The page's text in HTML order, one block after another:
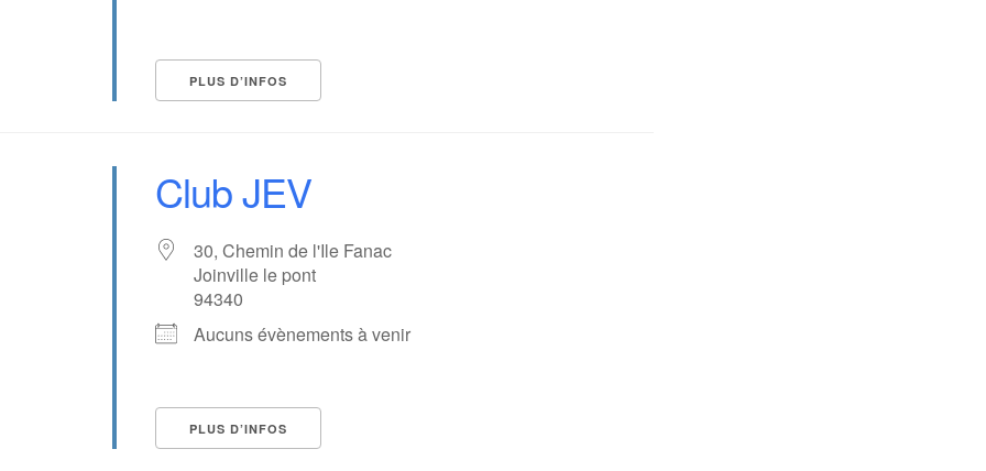
PLUS D’INFOS
Club JEV
30, Chemin de l'Ile Fanac
Joinville le pont
94340
Aucuns évènements à venir
PLUS D’INFOS